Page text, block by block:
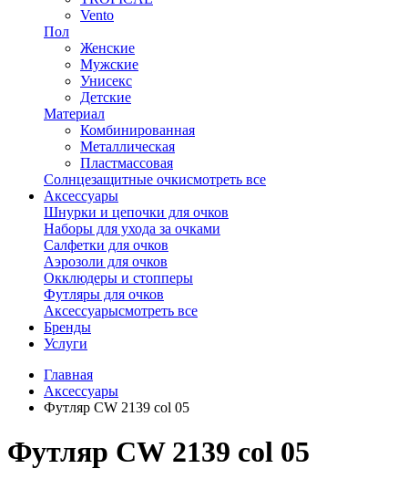
Vento
Пол
Женские
Мужские
Унисекс
Детские
Материал
Комбинированная
Металлическая
Пластмассовая
Солнцезащитные очкисмотреть все
Аксессуары
Шнурки и цепочки для очков
Наборы для ухода за очками
Салфетки для очков
Аэрозоли для очков
Окклюдеры и стопперы
Футляры для очков
Аксессуарысмотреть все
Бренды
Услуги
Главная
Аксессуары
Футляр CW 2139 col 05
Футляр CW 2139 col 05